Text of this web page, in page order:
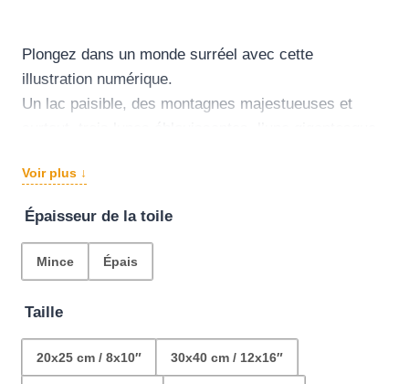
prix :
Plongez dans un monde surréel avec cette
illustration numérique.
Un lac paisible, des montagnes majestueuses et
teintes bleues et végétation dorée.
Voir plus ↓
Épaisseur de la toile
Mince Épais
Taille
20x25 cm / 8x10″ 30x40 cm / 12x16″